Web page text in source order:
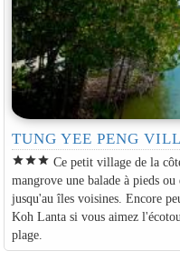
TUNG YEE PENG
starstarstar Ce petit village de la
mangrove une balade à pieds
jusqu'au îles voisines. Encore
Koh Lanta si vous aimez
plage.